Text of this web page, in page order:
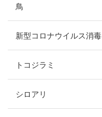
鳥
新型コロナウイルス消毒
トコジラミ
シロアリ